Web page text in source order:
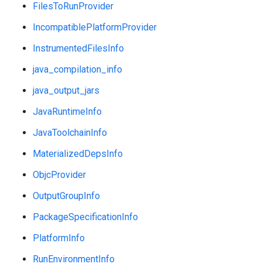
FilesToRunProvider
IncompatiblePlatformProvider
InstrumentedFilesInfo
java_compilation_info
java_output_jars
JavaRuntimeInfo
JavaToolchainInfo
MaterializedDepsInfo
ObjcProvider
OutputGroupInfo
PackageSpecificationInfo
PlatformInfo
RunEnvironmentInfo